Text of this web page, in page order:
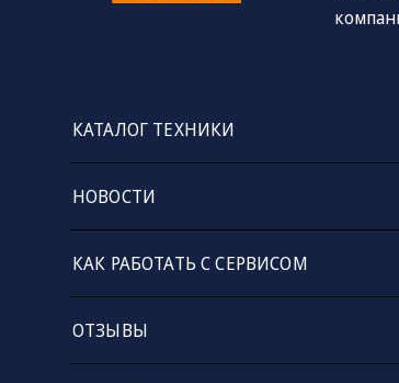
КАТАЛОГ ТЕХНИКИ
НОВОСТИ
КАК РАБОТАТЬ С СЕРВИСОМ
ОТЗЫВЫ